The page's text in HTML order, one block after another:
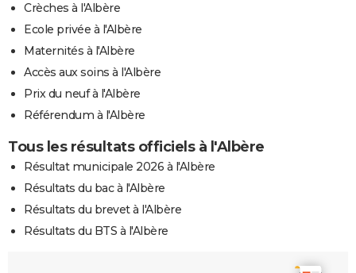
Crèches à l'Albère
Ecole privée à l'Albère
Maternités à l'Albère
Accès aux soins à l'Albère
Prix du neuf à l'Albère
Référendum à l'Albère
Tous les résultats officiels à l'Albère
Résultat municipale 2026 à l'Albère
Résultats du bac à l'Albère
Résultats du brevet à l'Albère
Résultats du BTS à l'Albère